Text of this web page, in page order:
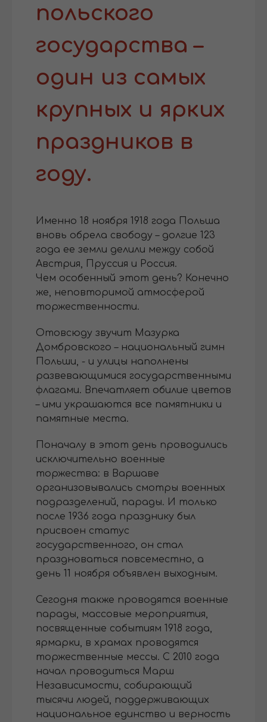
польского
государства –
один из самых
крупных и ярких
праздников в
году.
Именно 18 ноября 1918 года Польша
вновь обрела свободу – долгие 123
года ее земли делили между собой
Австрия, Пруссия и Россия.
Чем особенный этот день? Конечно
же, неповторимой атмосферой
торжественности.
Отовсюду звучит Мазурка
Домбровского – национальный гимн
Польши, - и улицы наполнены
развевающимися государственными
флагами. Впечатляет обилие цветов
– ими украшаются все памятники и
памятные места.
Поначалу в этот день проводились
исключительно военные
торжества: в Варшаве
организовывались смотры военных
подразделений, парады. И только
после 1936 года празднику был
присвоен статус
государственного, он стал
праздноваться повсеместно, а
день 11 ноября объявлен выходным.
Сегодня также проводятся военные
парады, массовые мероприятия,
посвященные событиям 1918 года,
ярмарки, в храмах проводятся
торжественные мессы. С 2010 года
начал проводиться Марш
Независимости, собирающий
тысячи людей, поддерживающих
национальное единство и верность